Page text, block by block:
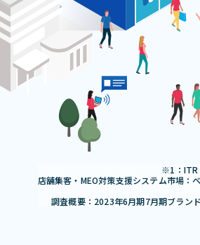
ITR
店舗集客・MEO対策支援システム市場：
調査概要：2023年6月期7月期ブラン